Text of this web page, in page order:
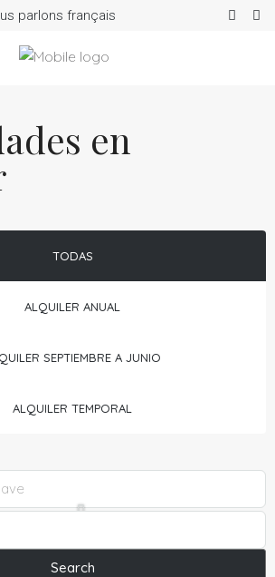
parlons français
en
TODAS
ALQUILER ANUAL
SEPTIEMBRE A JUNIO
ALQUILER TEMPORAL
Search